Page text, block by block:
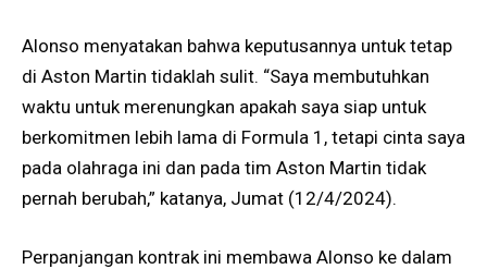
Alonso menyatakan bahwa keputusannya untuk tetap
di Aston Martin tidaklah sulit. “Saya membutuhkan
waktu untuk merenungkan apakah saya siap untuk
berkomitmen lebih lama di Formula 1, tetapi cinta saya
pada olahraga ini dan pada tim Aston Martin tidak
pernah berubah,” katanya, Jumat (12/4/2024).
Perpanjangan kontrak ini membawa Alonso ke dalam